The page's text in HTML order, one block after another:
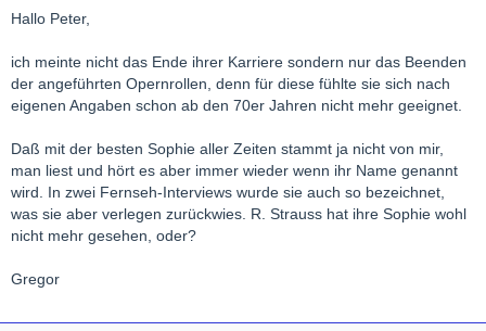
Hallo Peter,
ich meinte nicht das Ende ihrer Karriere sondern nur das Beenden
der angeführten Opernrollen, denn für diese fühlte sie sich nach
eigenen Angaben schon ab den 70er Jahren nicht mehr geeignet.
Daß mit der besten Sophie aller Zeiten stammt ja nicht von mir,
man liest und hört es aber immer wieder wenn ihr Name genannt
wird. In zwei Fernseh-Interviews wurde sie auch so bezeichnet,
was sie aber verlegen zurückwies. R. Strauss hat ihre Sophie wohl
nicht mehr gesehen, oder?
Gregor